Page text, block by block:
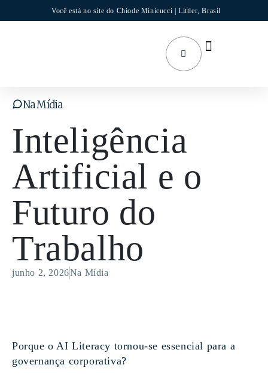
Você está no site do Chiode Minicucci | Littler, Brasil
Na Mídia
Inteligência
Artificial e o
Futuro do
Trabalho
junho 2, 2026Na Mídia
Porque o AI Literacy tornou-se essencial para a
governança corporativa?